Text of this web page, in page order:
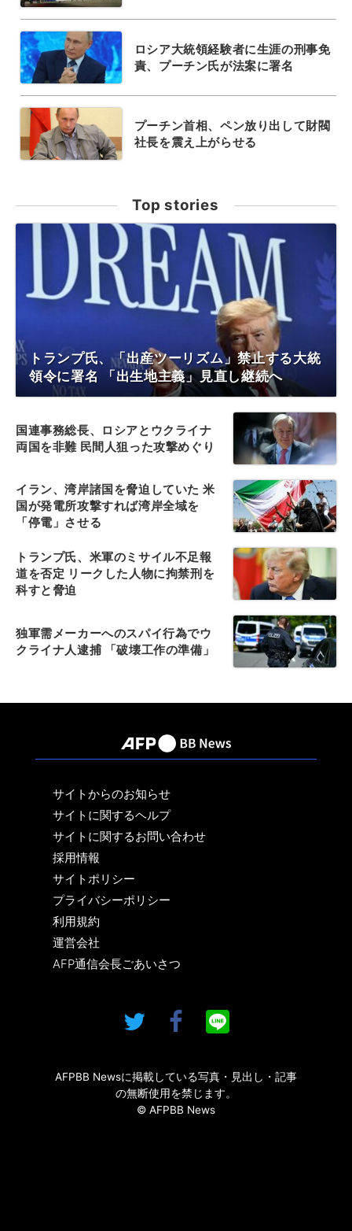
ロシア大統領経験者に生涯の刑事免
責、プーチン氏が法案に署名
プーチン首相、ペン放り出して財閥
社長を震え上がらせる
Top stories
トランプ氏、「出産ツーリズム」禁止する大統
領令に署名 「出生地主義」見直し継続へ
国連事務総長、ロシアとウクライナ
両国を非難 民間人狙った攻撃めぐり
イラン、湾岸諸国を脅迫していた 米
国が発電所攻撃すれば湾岸全域を
「停電」させる
トランプ氏、米軍のミサイル不足報
道を否定 リークした人物に拘禁刑を
科すと脅迫
独軍需メーカーへのスパイ行為でウ
クライナ人逮捕 「破壊工作の準備」
サイトからのお知らせ
サイトに関するヘルプ
サイトに関するお問い合わせ
採用情報
サイトポリシー
プライバシーポリシー
利用規約
運営会社
AFP通信会長ごあいさつ
AFPBB Newsに掲載している写真・見出し・記事
の無断使用を禁じます。
© AFPBB News